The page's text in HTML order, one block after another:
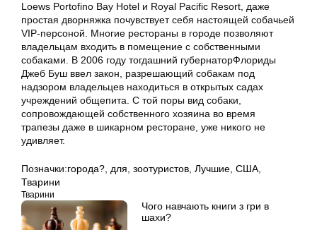
Loews Portofino Bay Hotel и Royal Pacific Resort, даже
простая дворняжка почувствует себя настоящей собачьей
VIP-персоной. Многие рестораны в городе позволяют
владельцам входить в помещение с собственными
собаками. В 2006 году тогдашний губернаторФлориды
Джеб Буш ввел закон, разрешающий собакам под
надзором владельцев находиться в открытых садах
учреждений общепита. С той поры вид собаки,
сопровождающей собственного хозяина во время
трапезы даже в шикарном ресторане, уже никого не
удивляет.
Позначки:города? для зоотуристов Лучшие США
Тварини
Тварини
Чого навчають книги з гри в
шахи?